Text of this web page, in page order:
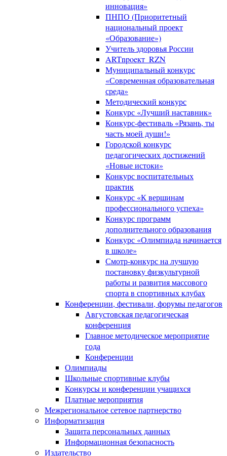
инновация»
ПНПО (Приоритетный
национальный проект
«Образование»)
Учитель здоровья России
ARTnpoeкт_RZN
Муниципальный конкурс
«Современная образовательная
среда»
Методический конкурс
Конкурс «Лучший наставник»
Конкурс-фестиваль «Рязань, ты
часть моей души!»
Городской конкурс
педагогических достижений
«Новые истоки»
Конкурс воспитательных
практик
Конкурс «К вершинам
профессионального успеха»
Конкурс программ
дополнительного образования
Конкурс «Олимпиада начинается
в школе»
Смотр-конкурс на лучшую
постановку физкультурной
работы и развития массового
спорта в спортивных клубах
Конференции, фестивали, форумы педагогов
Августовская педагогическая
конференция
Главное методическое мероприятие
года
Конференции
Олимпиады
Школьные спортивные клубы
Конкурсы и конференции учащихся
Платные мероприятия
Межрегиональное сетевое партнерство
Информатизация
Защита персональных данных
Информационная безопасность
Издательство